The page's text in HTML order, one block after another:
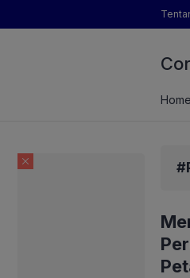
Brigade Swasembada Pangan
Home